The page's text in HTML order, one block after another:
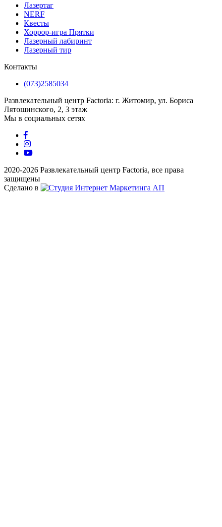
Лазертаг
NERF
Квесты
Хоррор-игра Прятки
Лазерный лабиринт
Лазерный тир
Контакты
(073)2585034
Развлекательный центр Factoria: г. Житомир, ул. Бориса
Лятошинского, 2, 3 этаж
Мы в социальных сетях
2020-2026 Развлекательный центр Factoria, все права
защищены
Сделано в